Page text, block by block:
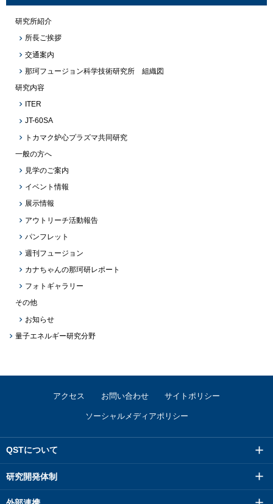
研究所紹介
所長ご挨拶
交通案内
那珂フュージョン科学技術研究所 組織図
研究内容
ITER
JT-60SA
トカマク炉心プラズマ共同研究
一般の方へ
見学のご案内
イベント情報
展示情報
アウトリーチ活動報告
パンフレット
週刊フュージョン
カナちゃんの那珂研レポート
フォトギャラリー
その他
お知らせ
量子エネルギー研究分野
アクセス お問い合わせ サイトポリシー
ソーシャルメディアポリシー
QSTについて
研究開発体制